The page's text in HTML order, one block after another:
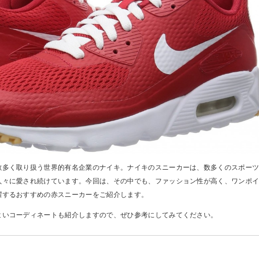
く取り扱う世界的有名企業のナイキ。ナイキのスニーカーは、数多くのスポーツ
に愛され続けています。今回は、その中でも、ファッション性が高く、ワンポイ
るおすすめの赤スニーカーをご紹介します。
コーディネートも紹介しますので、ぜひ参考にしてみてください。